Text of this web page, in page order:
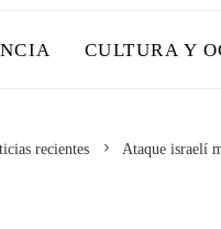
CULTURA Y
recientes Ataque israelí